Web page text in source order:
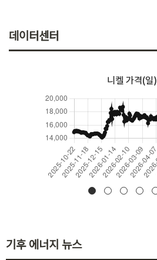
데이터센터
니켈 가격(일)
기후 에너지 뉴스